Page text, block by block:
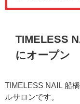
TIMELESS
にオープン
TIMELESS NAIL 船
ルサロンです。